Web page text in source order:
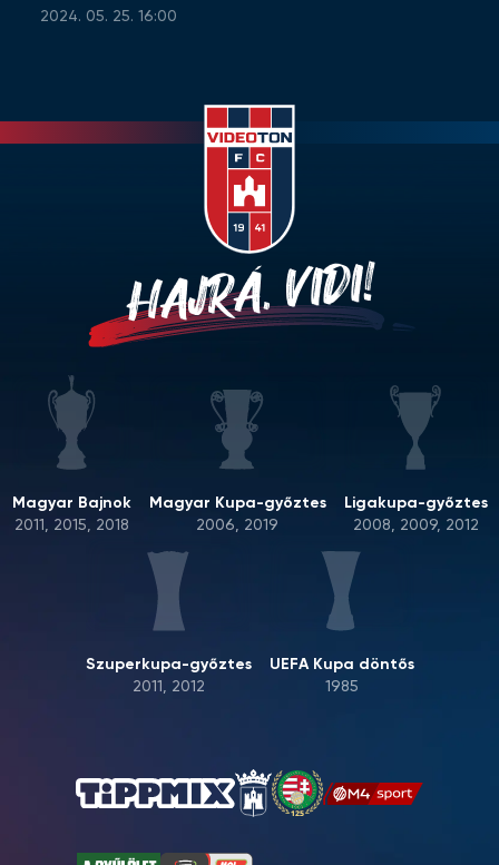
2024. 05. 25. 16:00
HAJRÁ, VIDI!
Magyar Bajnok
2011, 2015, 2018
Magyar Kupa-győztes
2006, 2019
Ligakupa-győztes
2008, 2009, 2012
Szuperkupa-győztes
2011, 2012
UEFA Kupa döntős
1985